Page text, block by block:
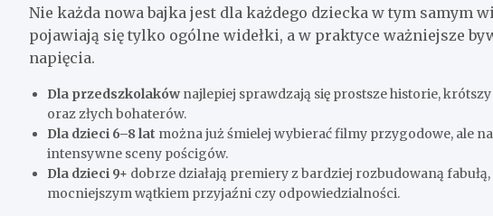
Nie każda nowa bajka jest dla każdego dziecka w tym samym
pojawiają się tylko ogólne widełki, a w praktyce ważniejsze
napięcia.
Dla przedszkolakównajlepiej sprawdzają się prostsze historie,
oraz złych bohaterów.
Dla dzieci 6–8 lat można już śmielej wybierać filmy przygodowe, ale
intensywne sceny pościgów.
Dla dzieci 9+ dobrze działają premiery z bardziej rozbudowaną
mocniejszym wątkiem przyjaźni czy odpowiedzialności.